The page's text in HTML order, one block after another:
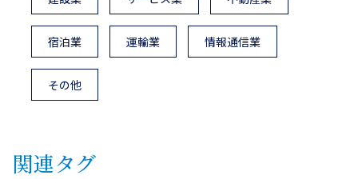
宿泊業 運輸業 情報通信業
その他
関連タグ